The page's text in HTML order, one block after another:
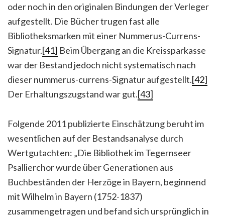
oder noch in den originalen Bindungen der Verleger
aufgestellt. Die Bücher trugen fast alle
Bibliotheksmarken mit einer Nummerus-Currens-
Signatur.[41] Beim Übergang an die Kreissparkasse
war der Bestand jedoch nicht systematisch nach
dieser nummerus-currens-Signatur aufgestellt.[42]
Der Erhaltungszugstand war gut.[43]
Folgende 2011 publizierte Einschätzung beruht im
wesentlichen auf der Bestandsanalyse durch
Wertgutachten: „Die Bibliothek im Tegernseer
Psallierchor wurde über Generationen aus
Buchbeständen der Herzöge in Bayern, beginnend
mit Wilhelm in Bayern (1752-1837)
zusammengetragen und befand sich ursprünglich in